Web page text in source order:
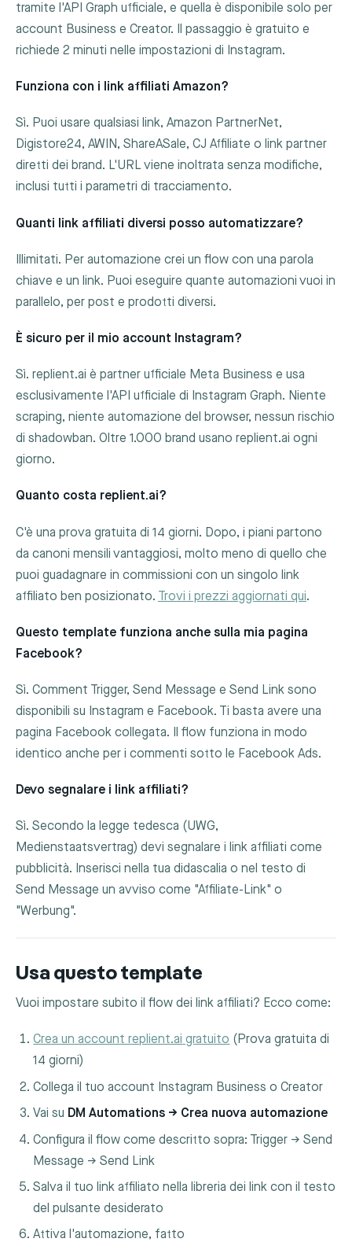
tramite l'API Graph ufficiale, e quella è disponibile solo per
account Business e Creator. Il passaggio è gratuito e
richiede 2 minuti nelle impostazioni di Instagram.
Funziona con i link affiliati Amazon?
Sì. Puoi usare qualsiasi link, Amazon PartnerNet,
Digistore24, AWIN, ShareASale, CJ Affiliate o link partner
diretti dei brand. L'URL viene inoltrata senza modifiche,
inclusi tutti i parametri di tracciamento.
Quanti link affiliati diversi posso automatizzare?
Illimitati. Per automazione crei un flow con una parola
chiave e un link. Puoi eseguire quante automazioni vuoi in
parallelo, per post e prodotti diversi.
È sicuro per il mio account Instagram?
Sì. replient.ai è partner ufficiale Meta Business e usa
esclusivamente l'API ufficiale di Instagram Graph. Niente
scraping, niente automazione del browser, nessun rischio
di shadowban. Oltre 1.000 brand usano replient.ai ogni
giorno.
Quanto costa replient.ai?
C'è una prova gratuita di 14 giorni. Dopo, i piani partono
da canoni mensili vantaggiosi, molto meno di quello che
puoi guadagnare in commissioni con un singolo link
affiliato ben posizionato. Trovi i prezzi aggiornati qui.
Questo template funziona anche sulla mia pagina
Facebook?
Sì. Comment Trigger, Send Message e Send Link sono
disponibili su Instagram e Facebook. Ti basta avere una
pagina Facebook collegata. Il flow funziona in modo
identico anche per i commenti sotto le Facebook Ads.
Devo segnalare i link affiliati?
Sì. Secondo la legge tedesca (UWG,
Medienstaatsvertrag) devi segnalare i link affiliati come
pubblicità. Inserisci nella tua didascalia o nel testo di
Send Message un avviso come "Affiliate-Link" o
"Werbung".
Usa questo template
Vuoi impostare subito il flow dei link affiliati? Ecco come:
Crea un account replient.ai gratuito (Prova gratuita di
14 giorni)
Collega il tuo account Instagram Business o Creator
Vai su DM Automations → Crea nuova automazione
Configura il flow come descritto sopra: Trigger → Send
Message → Send Link
Salva il tuo link affiliato nella libreria dei link con il testo
del pulsante desiderato
Attiva l'automazione, fatto